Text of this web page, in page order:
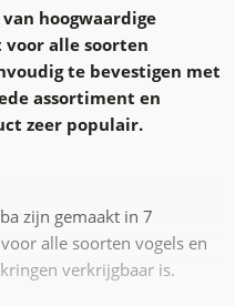
hoogwaardige
voor alle soorten
te bevestigen met
assortiment en
zeer populair.
zijn gemaakt in 7
alle soorten vogels en
verkrijgbaar is.